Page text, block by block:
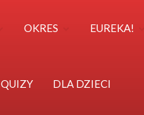
OKRES EUREKA!
QUIZY DLA DZIECI